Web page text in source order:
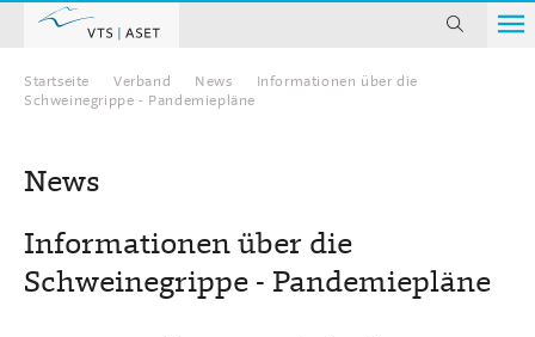
Home
Startseite Verband News
Informationen über die
Schweinegrippe - Pandemiepläne
News
Informationen über die
Schweinegrippe - Pandemiepläne